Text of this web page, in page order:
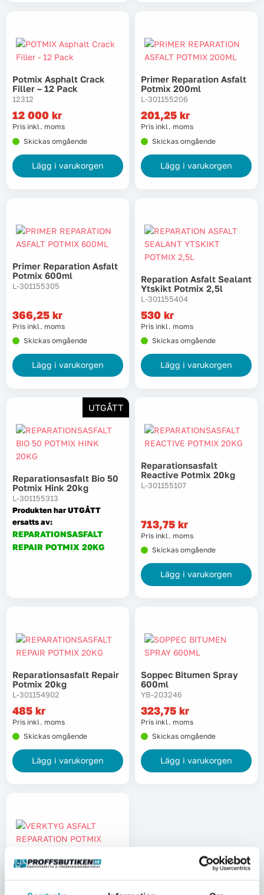
Potmix Asphalt Crack
Filler – 12 Pack
12312
12 000 kr
Pris inkl. moms
Skickas omgående
Lägg i varukorgen
Primer Reparation Asfalt
Potmix 200ml
L-301155206
201,25 kr
Pris inkl. moms
Skickas omgående
Lägg i varukorgen
Primer Reparation Asfalt
Potmix 600ml
L-301155305
366,25 kr
Pris inkl. moms
Skickas omgående
Lägg i varukorgen
Reparation Asfalt Sealant
Ytskikt Potmix 2,5l
L-301155404
530 kr
Pris inkl. moms
Skickas omgående
Lägg i varukorgen
UTGÅTT
Reparationsasfalt Bio 50
Potmix Hink 20kg
L-301155313
Produkten har UTGÅTT
ersatts av:
REPARATIONSASFALT
REPAIR POTMIX 20KG
Reparationsasfalt
Reactive Potmix 20kg
L-301155107
713,75 kr
Pris inkl. moms
Skickas omgående
Lägg i varukorgen
Reparationsasfalt Repair
Potmix 20kg
L-301154902
485 kr
Pris inkl. moms
Skickas omgående
Lägg i varukorgen
Soppec Bitumen Spray
600ml
YB-203246
323,75 kr
Pris inkl. moms
Skickas omgående
Lägg i varukorgen